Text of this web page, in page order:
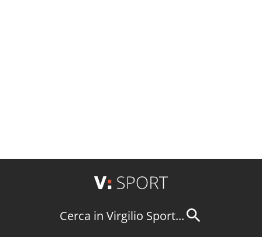
Cerca in Virgilio Sport...